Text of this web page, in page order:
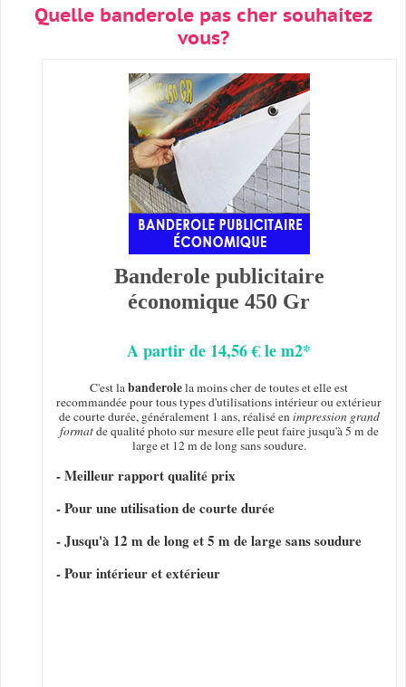
Quelle banderole pas cher souhaitez
vous?
Banderole publicitaire
économique 450 Gr
A partir de 14,56 € le m2*
C'est labanderolela moins cher de toutes et elle est
recommandée pour tous types d'utilisations intérieur ou extérieur
de courte durée, généralement 1 ans, réalisé enimpression grand
formatde qualité photo sur mesure elle peut faire jusqu'à 5 m de
large et 12 m de long sans soudure.
- Meilleur rapport qualité prix
- Pour une utilisation de courte durée
- Jusqu'à 12 m de long et 5 m de large sans soudure
- Pour intérieur et extérieur